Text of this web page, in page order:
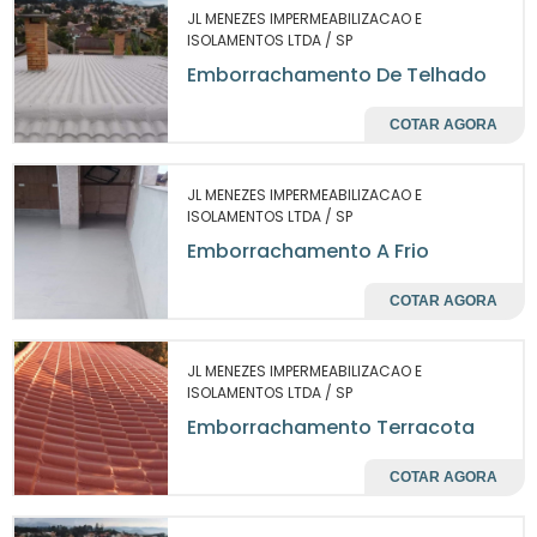
indesejados.
Outro ponto a ser destacado é a facilidade de
limpeza e manutenção do revestimento. As
superfícies emborrachadas tendem a não
permitindo uma manutenção mais simples e
rápida. Isso é especialmente relevante para
indústrias e comércios onde a higiene é uma
prioridade, pois um ambiente limpo e seguro
agrega valor à experiência do cliente e à
produtividade dos funcionários.
APLICAÇÕES DO
EMBORRACHAMENTO DE
LAJE
Oemborrachamento de laje
JL MENEZES IMPERMEABILIZACAO E
ISOLAMENTOS LTDA / SP
Emborrachamento De Telhado
COTAR AGORA
JL MENEZES IMPERMEABILIZACAO E
ISOLAMENTOS LTDA / SP
Emborrachamento A Frio
COTAR AGORA
JL MENEZES IMPERMEABILIZACAO E
ISOLAMENTOS LTDA / SP
Emborrachamento Terracota
COTAR AGORA